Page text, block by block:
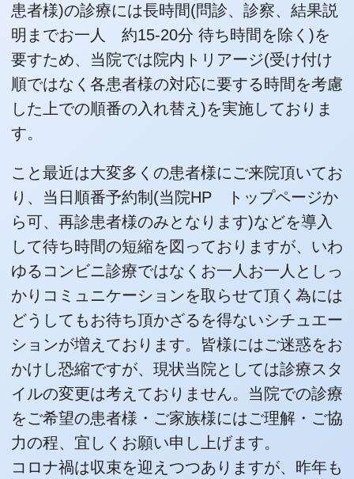
患者様)の診療には長時間(問診、診察、結果説
明までお一人 約15-20分 待ち時間を除く)を
要すため、当院では院内トリアージ(受け付け
順ではなく各患者様の対応に要する時間を考慮
した上での順番の入れ替え)を実施しておりま
す。
こと最近は大変多くの患者様にご来院頂いてお
り、当日順番予約制(当院HP トップページか
ら可、再診患者様のみとなります)などを導入
して待ち時間の短縮を図っておりますが、いわ
ゆるコンビニ診療ではなくお一人お一人としっ
かりコミュニケーションを取らせて頂く為には
どうしてもお待ち頂かざるを得ないシチュエー
ションが増えております。皆様にはご迷惑をお
かけし恐縮ですが、現状当院としては診療スタ
イルの変更は考えておりません。当院での診療
をご希望の患者様・ご家族様にはご理解・ご協
力の程、宜しくお願い申し上げます。
コロナ禍は収束を迎えつつありますが、昨年も